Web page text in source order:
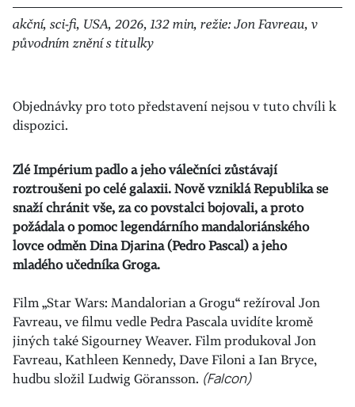
akční, sci-fi, USA, 2026, 132 min, režie: Jon Favreau, v
původním znění s titulky
Objednávky pro toto představení nejsou v tuto chvíli k
dispozici.
Zlé Impérium padlo a jeho válečníci zůstávají
roztroušeni po celé galaxii. Nově vzniklá Republika se
snaží chránit vše, za co povstalci bojovali, a proto
požádala o pomoc legendárního mandaloriánského
lovce odměn Dina Djarina (Pedro Pascal) a jeho
mladého učedníka Groga.
Film „Star Wars: Mandalorian a Grogu“ režíroval Jon
Favreau, ve filmu vedle Pedra Pascala uvidíte kromě
jiných také Sigourney Weaver. Film produkoval Jon
Favreau, Kathleen Kennedy, Dave Filoni a Ian Bryce,
hudbu složil Ludwig Göransson. (Falcon)